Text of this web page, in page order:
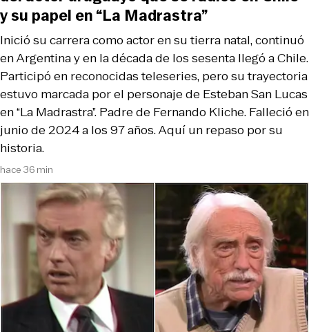
hace 36 min
Inició su carrera como actor en su tierra natal, continuó
en Argentina y en la década de los sesenta llegó a Chile.
Participó en reconocidas teleseries, pero su trayectoria
estuvo marcada por el personaje de Esteban San Lucas
en “La Madrastra”. Padre de Fernando Kliche. Falleció en
junio de 2024 a los 97 años. Aquí un repaso por su
historia.
y su papel en “La Madrastra”